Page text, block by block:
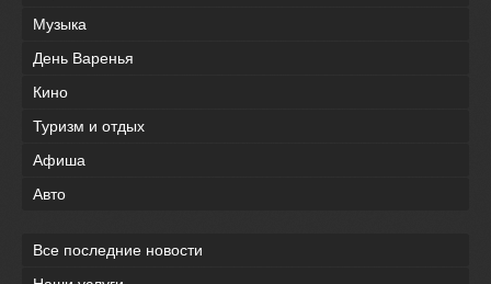
Музыка
День Варенья
Кино
Туризм и отдых
Афиша
Авто
Все последние новости